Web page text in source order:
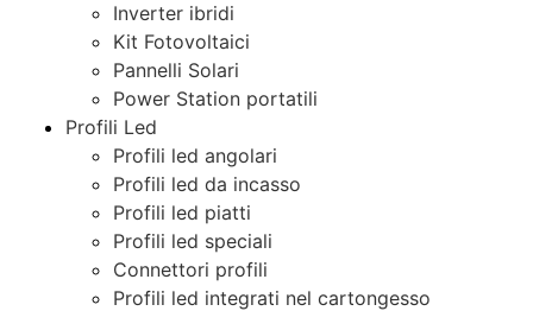
Inverter ibridi
Kit Fotovoltaici
Pannelli Solari
Power Station portatili
Profili Led
Profili led angolari
Profili led da incasso
Profili led piatti
Profili led speciali
Connettori profili
Profili led integrati nel cartongesso